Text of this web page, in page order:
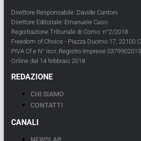
Direttore Responsabile: Davide Cantoni
Direttore Editoriale: Emanuele Caso
Registrazione Tribunale di Como: n°2/2018
Freedom of Choice - Piazza Duomo 17, 22100
PIVA Cf e N° Iscr. Registro Imprese
Online dal 14 febbraio 2018
REDAZIONE
CHI SIAMO
CONTATTI
CANALI
NEWSLAB